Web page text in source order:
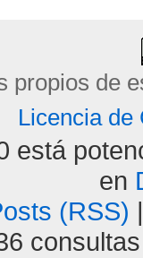
propios de
Licencia de
está
en
(RSS)